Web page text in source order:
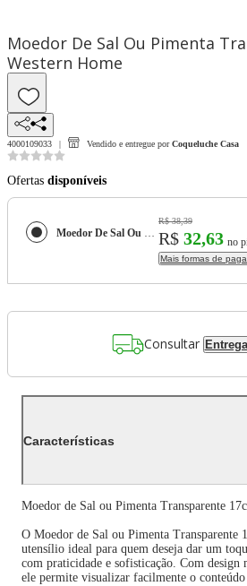
Moedor De Sal Ou Pimenta
Western Home
4000109033 Vendido e entregue por Coqueluche Casa
Ofertas disponíveis
Moedor De Sal Ou Pimenta Transparente 17Cm - Western Home
R$ 38,39
R$ 32,63 no
Mais formas de
Consultar
Características
Moedor de Sal ou Pimenta Transparente
O Moedor de Sal ou Pimenta Transparente
utensílio ideal para quem deseja dar um
com praticidade e sofisticação. Com design
ele permite visualizar facilmente o